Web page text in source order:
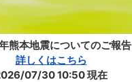
熊本地震についてのご報告
詳しくはこちら
07/30 10:50 現在